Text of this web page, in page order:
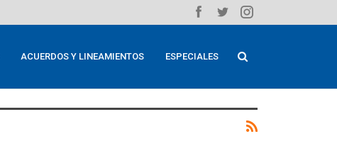
ACUERDOS Y LINEAMIENTOS ESPECIALES